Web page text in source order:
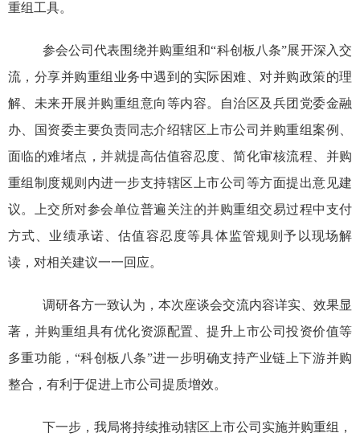
重组工具。
参会公司代表围绕并购重组和“科创板八条”展开深入交
流，分享并购重组业务中遇到的实际困难、对并购政策的理
解、未来开展并购重组意向等内容。自治区及兵团党委金融
办、国资委主要负责同志介绍辖区上市公司并购重组案例、
面临的难堵点，并就提高估值容忍度、简化审核流程、并购
重组制度规则内进一步支持辖区上市公司等方面提出意见建
议。上交所对参会单位普遍关注的并购重组交易过程中支付
方式、业绩承诺、估值容忍度等具体监管规则予以现场解
读，对相关建议一一回应。
调研各方一致认为，本次座谈会交流内容详实、效果显
著，并购重组具有优化资源配置、提升上市公司投资价值等
多重功能，“科创板八条”进一步明确支持产业链上下游并购
整合，有利于促进上市公司提质增效。
下一步，我局将持续推动辖区上市公司实施并购重组，